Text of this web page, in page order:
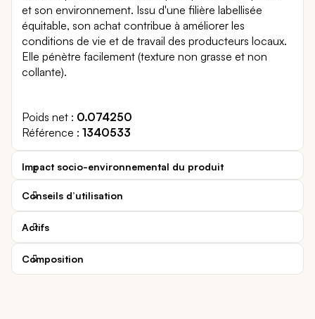
et son environnement. Issu d'une filière labellisée
équitable, son achat contribue à améliorer les
conditions de vie et de travail des producteurs locaux.
Elle pénètre facilement (texture non grasse et non
collante).
Poids net
0.074250
Référence
1340533
Impact socio-environnemental du produit
Conseils d’utilisation
Actifs
Composition